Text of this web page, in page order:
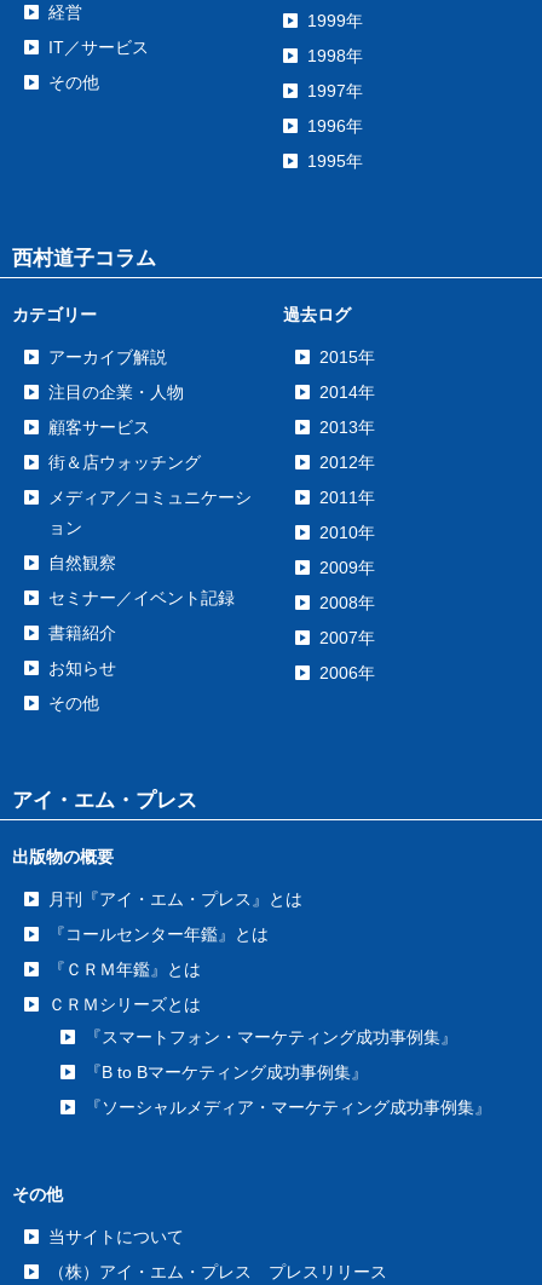
経営
IT／サービス
その他
1999年
1998年
1997年
1996年
1995年
西村道子コラム
カテゴリー
アーカイブ解説
注目の企業・人物
顧客サービス
街＆店ウォッチング
メディア／コミュニケーシ
ョン
自然観察
セミナー／イベント記録
書籍紹介
お知らせ
その他
過去ログ
2015年
2014年
2013年
2012年
2011年
2010年
2009年
2008年
2007年
2006年
アイ・エム・プレス
出版物の概要
月刊『アイ・エム・プレス』とは
『コールセンター年鑑』とは
『ＣＲＭ年鑑』とは
ＣＲＭシリーズとは
『スマートフォン・マーケティング成功事例集』
『B to Bマーケティング成功事例集』
『ソーシャルメディア・マーケティング成功事例集』
その他
当サイトについて
（株）アイ・エム・プレス プレスリリース